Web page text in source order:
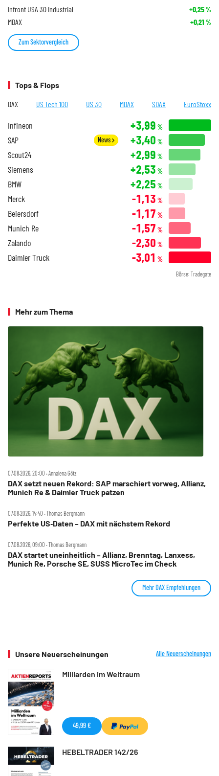
Infront USA 30 Industrial +0,25%
MDAX +0,21 %
Zum Sektorvergleich
Tops & Flops
DAX US Tech 100 US 30 MDAX SDAX EuroStoxx
Infineon +3,99 %
SAP News +3,40 %
Scout24 +2,99 %
Siemens +2,53 %
BMW +2,25 %
Merck -1,13 %
Beiersdorf -1,17 %
Munich Re -1,57 %
Zalando -2,30 %
Daimler Truck -3,01 %
Börse: Tradegate
Mehr zum Thema
07.08.2026, 20:00 ‧ Annalena Götz
DAX setzt neuen Rekord: SAP marschiert vorweg, Allianz,
Munich Re & Daimler Truck patzen
07.08.2026, 14:40 ‧ Thomas Bergmann
Perfekte US‑Daten – DAX mit nächstem Rekord
07.08.2026, 09:00 ‧ Thomas Bergmann
DAX startet uneinheitlich – Allianz, Brenntag, Lanxess,
Munich Re, Porsche SE, SUSS MicroTec im Check
Mehr DAX Empfehlungen
Unsere Neuerscheinungen Alle Neuerscheinungen
Milliarden im Weltraum
49,99 €
HEBELTRADER 142/26